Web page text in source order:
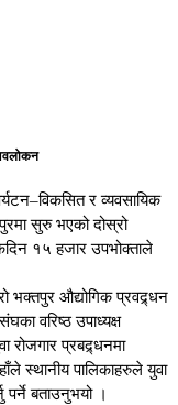
र व्यवसायिक
सुरु भएको दोस्रो
१५ हजार उपभोक्ताले
भक्तपुर औद्योगिक प्रवद्र्धन
वरिष्ठ उपाध्यक्ष
प्रबद्र्धनमा
स्थानीय पालिकाहरुले युवा
बताउनुभयो ।